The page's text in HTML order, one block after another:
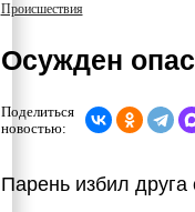
Происшествия
Осужден
Поделиться
новостью:
Парень избил